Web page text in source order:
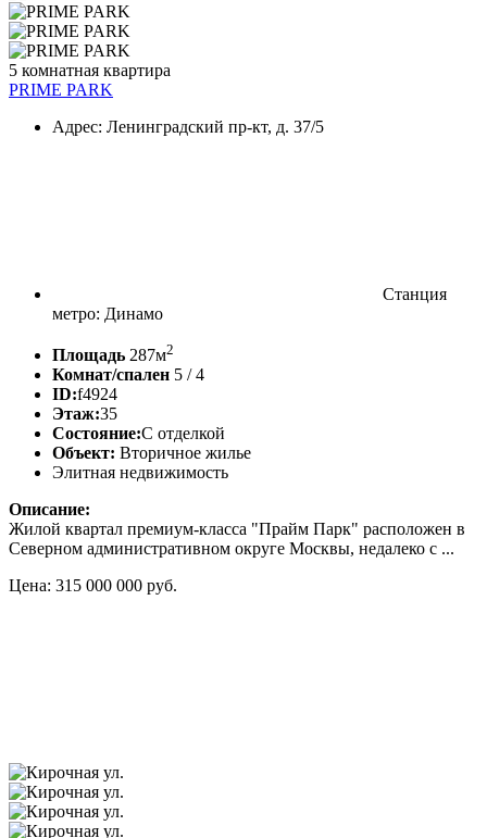
5 комнатная квартира
PRIME PARK
Адрес: Ленинградский пр-кт, д. 37/5
Станция
метро: Динамо
Площадь 287м2
Комнат/спален 5 / 4
ID:f4924
Этаж:35
Состояние:С отделкой
Объект: Вторичное жилье
Элитная недвижимость
Описание:
Жилой квартал премиум-класса "Прайм Парк" расположен в
Северном административном округе Москвы, недалеко с ...
Цена: 315 000 000 руб.